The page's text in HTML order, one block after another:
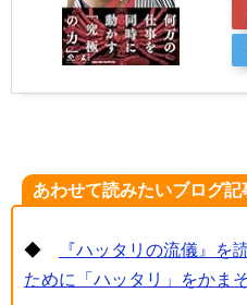
あわせて読みたいブログ記
◆
『ハッタリの流儀』を
ために「ハッタリ」をかま